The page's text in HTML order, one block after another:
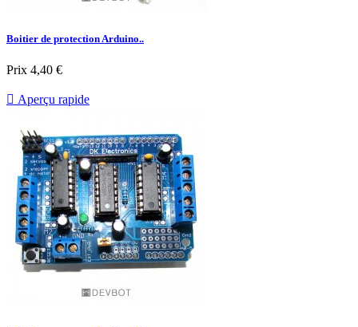
Boitier de protection Arduino..
Prix 4,40 €
 Aperçu rapide